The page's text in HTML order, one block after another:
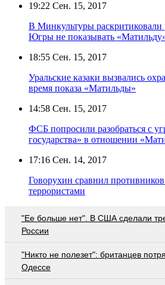
19:22 Сен. 15, 2017
В Минкультуры раскритиковали
Югры не показывать
18:55 Сен. 15, 2017
Уральские казаки вызвались
время показа «Матильды»
14:58 Сен. 15, 2017
ФСБ попросили разобраться с
государства» в отношении
17:16 Сен. 14, 2017
Говорухин сравнил
террористами
"Ее больше нет". В США сделали
России
"Никто не полезет": британцев
Одессе